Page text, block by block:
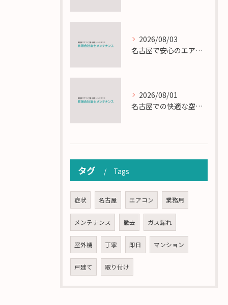
2026/08/03
名古屋で安心のエアコン工事と定期メンテナンスの重要性
2026/08/01
名古屋での快適な空調を実現するエアコンサービスの技術
タグ Tags
症状 名古屋 エアコン 業務用
メンテナンス 撤去 ガス漏れ
室外機 丁寧 即日 マンション
戸建て 取り付け